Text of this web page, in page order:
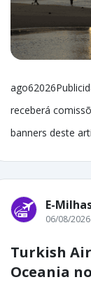
receberá
banners deste
E-
06/08/2026
Turkish
Oceania